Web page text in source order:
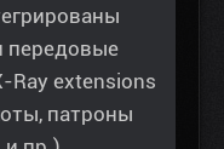
передовые
Ray extensions
патроны